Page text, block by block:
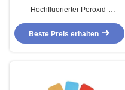
Hochfluorierter Peroxid-
Beste Preis erhalten